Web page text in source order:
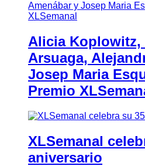
Alicia Koplowitz,
Arsuaga,
Josep Maria
Premio
XLSemanal
aniversario